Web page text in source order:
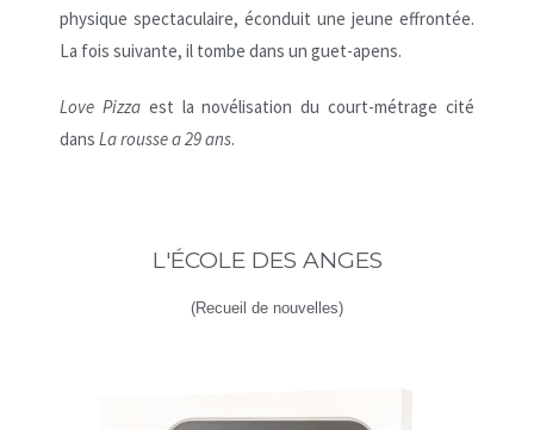
physique spectaculaire, éconduit une jeune effrontée.
La fois suivante, il tombe dans un guet-apens.
Love Pizzaest la novélisation du court-métrage cité
dans La rousse a 29 ans.
L'ÉCOLE DES ANGES
(Recueil de nouvelles)